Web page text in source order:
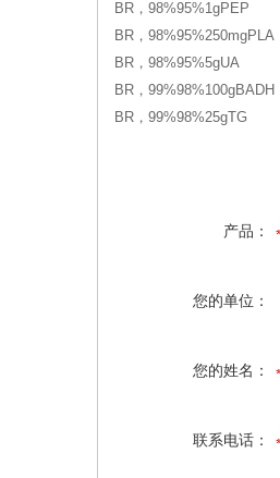
BR，98%95%1gPEP
BR，98%95%250mgPLA
BR，98%95%5gUA
BR，99%98%100gBADH
BR，99%98%25gTG
产品：
您的单位：
您的姓名：
联系电话：